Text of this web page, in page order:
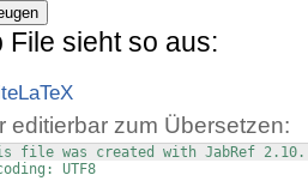
File sieht so aus:
editierbar zum Übersetzen:
file was created with JabRef
UTF8